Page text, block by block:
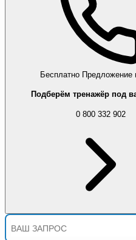
Бесплатно Предложение
Подберём тренажёр под
0 800 332 902